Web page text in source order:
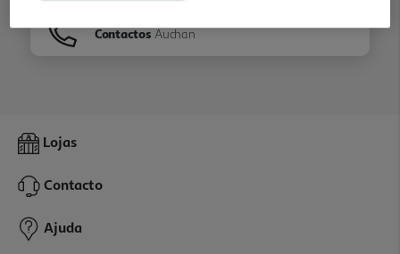
Contactos Auchan
Lojas
Contacto
Ajuda